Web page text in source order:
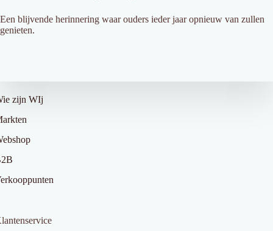
Een blijvende herinnering waar ouders ieder jaar opnieuw van zullen
genieten.
zijn WIj